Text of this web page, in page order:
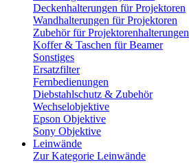
Deckenhalterungen für Projektoren
Wandhalterungen für Projektoren
Zubehör für Projektorenhalterungen
Koffer & Taschen für Beamer
Sonstiges
Ersatzfilter
Fernbedienungen
Diebstahlschutz & Zubehör
Wechselobjektive
Epson Objektive
Sony Objektive
Leinwände
Zur Kategorie Leinwände